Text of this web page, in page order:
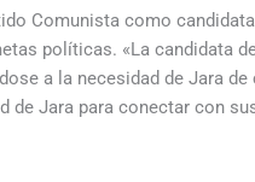
Comunista como
políticas. «La candidata
a la necesidad de Jara
de Jara para conectar con